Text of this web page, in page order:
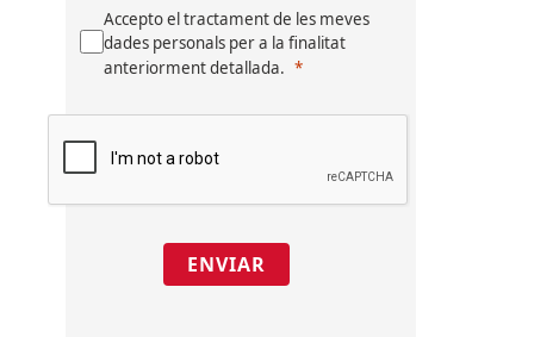
Accepto el tractament de les meves
dades personals per a la finalitat
anteriorment detallada.
ENVIAR